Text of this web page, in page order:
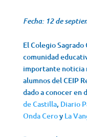
Fecha: 12 de
El Colegio
comunidad
importante noticia
alumnos del CEIP
dado a conocer en
de Castilla, Diario
Onda Ceroy La